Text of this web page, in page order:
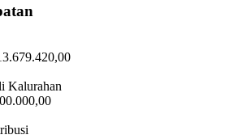
2021
Wukirsari: Pertunjukan Jatilan
Tahun 2022
Bulan Januari Tahun 2024
Kalurahan